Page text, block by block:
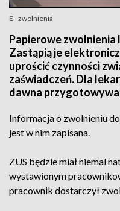
E - zwolnienia
Papierowe zwolnienia
Zastąpią je
uprościć czynności
zaświadczeń. Dla
dawna
Informacja o zwolnieniu
jest w nim zapisana.
ZUS będzie miał niemal
wystawionym
pracownik dostarczył